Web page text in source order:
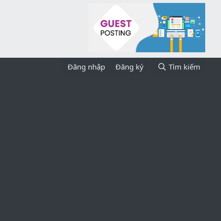
Đăng nhập Đăng ký Tìm kiếm